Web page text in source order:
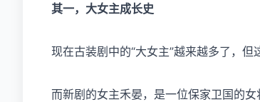
其一，大女主成长史
现在古装剧中的“大女主”越来越多了，
而新剧的女主禾晏，是一位保家卫国的女